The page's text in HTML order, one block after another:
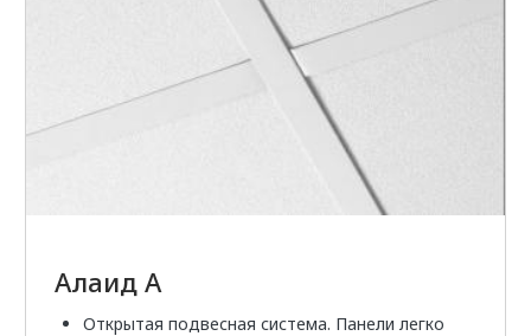
Алаид А
Открытая подвесная система. Панели легко